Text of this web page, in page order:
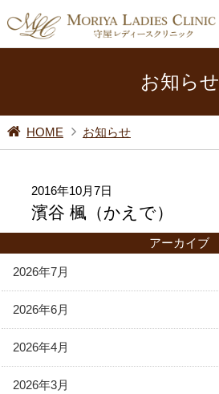
お知らせ
HOME お知らせ
2016年10月7日
濱谷 楓（かえで）
アーカイブ
2026年7月
2026年6月
2026年4月
2026年3月